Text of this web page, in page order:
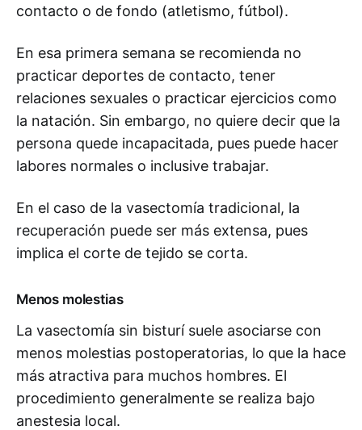
contacto o de fondo (atletismo, fútbol).
En esa primera semana se recomienda no
practicar deportes de contacto, tener
relaciones sexuales o practicar ejercicios como
la natación. Sin embargo, no quiere decir que la
persona quede incapacitada, pues puede hacer
labores normales o inclusive trabajar.
En el caso de la vasectomía tradicional, la
recuperación puede ser más extensa, pues
implica el corte de tejido se corta.
Menos molestias
La vasectomía sin bisturí suele asociarse con
menos molestias postoperatorias, lo que la hace
más atractiva para muchos hombres. El
procedimiento generalmente se realiza bajo
anestesia local.